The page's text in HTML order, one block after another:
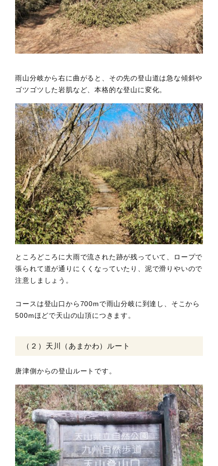
雨山分岐から右に曲がると、その先の登山道は急な傾斜や
ゴツゴツした岩肌など、本格的な登山に変化。
ところどころに大雨で流された跡が残っていて、ロープで
張られて道が通りにくくなっていたり、泥で滑りやいので
注意しましょう。
コースは登山口から700mで雨山分岐に到達し、そこから
500mほどで天山の山頂につきます。
（２）天川（あまかわ）ルート
唐津側からの登山ルートです。